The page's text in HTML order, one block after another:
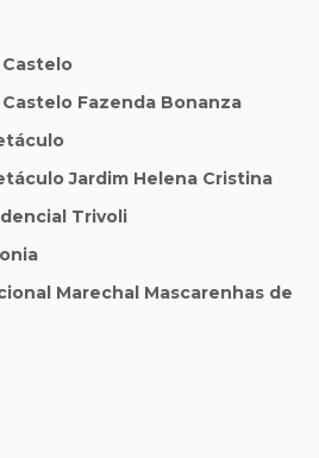
Castelo
Castelo Fazenda Bonanza
Jardim Helena Cristina
Trivoli
Marechal Mascarenhas de